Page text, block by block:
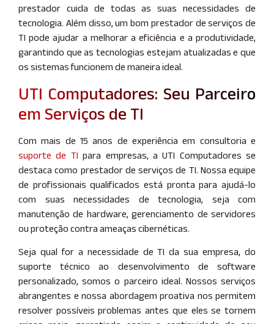
prestador cuida de todas as suas necessidades de
tecnologia. Além disso, um bom prestador de serviços de
TI pode ajudar a melhorar a eficiência e a produtividade,
garantindo que as tecnologias estejam atualizadas e que
os sistemas funcionem de maneira ideal.
UTI Computadores: Seu Parceiro
em Serviços de TI
Com mais de 15 anos de experiência em consultoria e
suporte de TI para empresas, a UTI Computadores se
destaca como prestador de serviços de TI. Nossa equipe
de profissionais qualificados está pronta para ajudá-lo
com suas necessidades de tecnologia, seja com
manutenção de hardware, gerenciamento de servidores
ou proteção contra ameaças cibernéticas.
Seja qual for a necessidade de TI da sua empresa, do
suporte técnico ao desenvolvimento de software
personalizado, somos o parceiro ideal. Nossos serviços
abrangentes e nossa abordagem proativa nos permitem
resolver possíveis problemas antes que eles se tornem